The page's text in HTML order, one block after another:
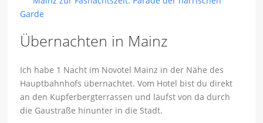
Garde
Übernachten in Mainz
Ich habe 1 Nacht im Novotel Mainz in der Nähe des
Hauptbahnhofs übernachtet. Vom Hotel bist du direkt
an den Kupferbergterrassen und läufst von da durch
die Gaustraße hinunter in die Stadt.